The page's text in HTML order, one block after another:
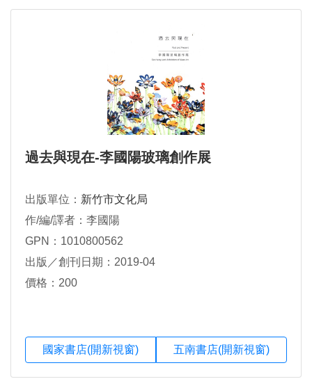
過去與現在-李國陽玻璃創作展
出版單位： 新竹市文化局
作/編/譯者：李國陽
GPN：1010800562
出版／創刊日期：2019-04
價格：200
國家書店(開新視窗) 五南書店(開新視窗)